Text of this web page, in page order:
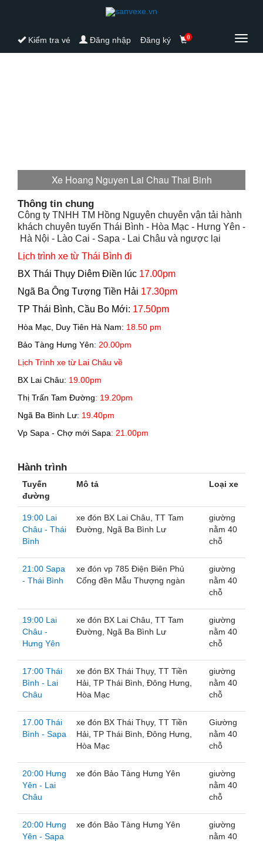
Kiểm tra vé Đăng nhập Đăng ký 0
Xe Hoang Nguyen Lai Chau Thai Binh
Thông tin chung
Công ty TNHH TM Hồng Nguyên chuyên vận tải hành
khách chuyên tuyến Thái Bình - Hòa Mạc - Hưng Yên -
Hà Nội - Lào Cai - Sapa - Lai Châu và ngược lại
Lịch trình xe từ Thái Bình đi
BX Thái Thụy Diêm Điền lúc 17.00pm
Ngã Ba Ông Tượng Tiền Hải 17.30pm
TP Thái Bình, Cầu Bo Mới: 17.50pm
Hòa Mạc, Duy Tiên Hà Nam: 18.50 pm
Bảo Tàng Hưng Yên: 20.00pm
Lịch Trình xe từ Lai Châu về
BX Lai Châu: 19.00pm
Thị Trấn Tam Đường: 19.20pm
Ngã Ba Bình Lư: 19.40pm
Vp Sapa - Chợ mới Sapa: 21.00pm
Hành trình
Tuyến
đường
Mô tả Loại xe
19:00 Lai
Châu - Thái
Bình
xe đón BX Lai Châu, TT Tam
Đường, Ngã Ba Bình Lư
giường
nằm 40
chỗ
21:00 Sapa
- Thái Bình
xe đón vp 785 Điện Biên Phủ
Cổng đền Mẫu Thượng ngàn
giường
nằm 40
chỗ
19:00 Lai
Châu -
Hưng Yên
xe đón BX Lai Châu, TT Tam
Đường, Ngã Ba Bình Lư
giường
nằm 40
chỗ
17:00 Thái
Bình - Lai
Châu
xe đón BX Thái Thụy, TT Tiền
Hải, TP Thái Bình, Đông Hưng,
Hòa Mạc
giường
nằm 40
chỗ
17.00 Thái
Bình - Sapa
xe đón BX Thái Thụy, TT Tiền
Hải, TP Thái Bình, Đông Hưng,
Hòa Mạc
Giường
nằm 40
chỗ
20:00 Hưng
Yên - Lai
Châu
xe đón Bảo Tàng Hưng Yên
giường
nằm 40
chỗ
20:00 Hưng
Yên - Sapa
xe đón Bảo Tàng Hưng Yên
giường
nằm 40